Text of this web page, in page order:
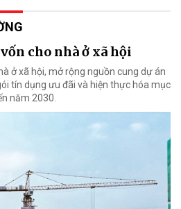
cho nhà ở xã hội
ở xã hội, mở rộng nguồn cung dự án
tín dụng ưu đãi và hiện thực hóa mục
năm 2030.